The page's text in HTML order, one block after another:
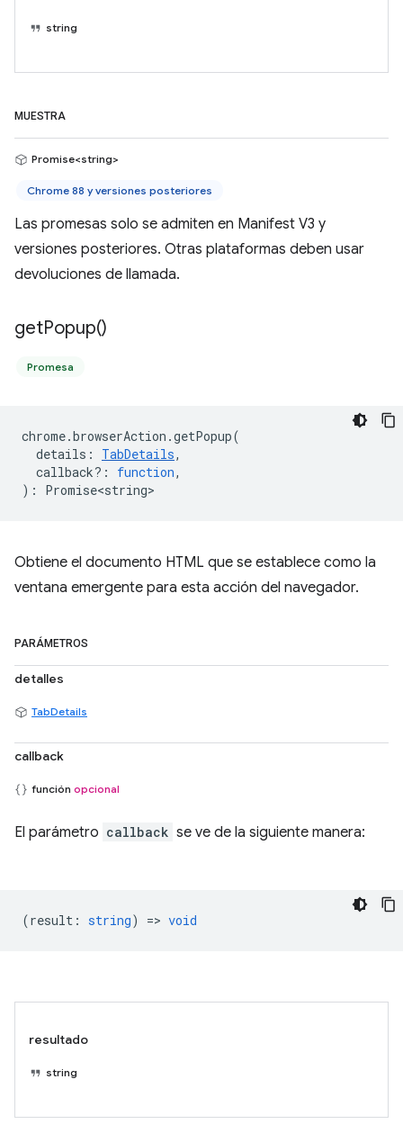
string
MUESTRA
Promise<string>
Chrome 88 y versiones posteriores
Las promesas solo se admiten en Manifest V3 y
versiones posteriores. Otras plataformas deben usar
devoluciones de llamada.
getPopup()
Promesa
chrome.browserAction .getPopup(
details : TabDetails,
callback? : function,
) : Promise<string>
Obtiene el documento HTML que se establece como la
ventana emergente para esta acción del navegador.
PARÁMETROS
detalles
TabDetails
callback
función opcional
El parámetro callback se ve de la siguiente manera:
(result : string) => void
resultado
string